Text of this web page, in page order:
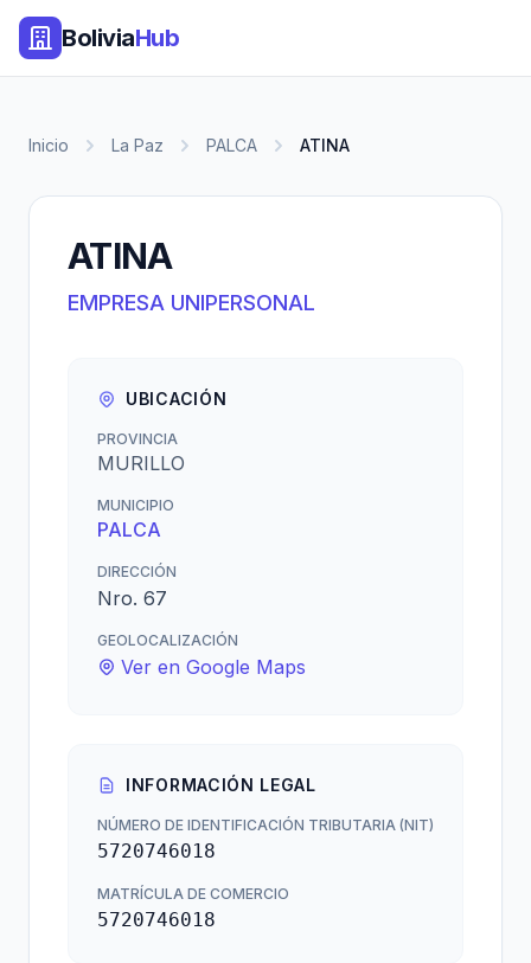
BoliviaHub
Inicio La Paz PALCA ATINA
ATINA
EMPRESA UNIPERSONAL
UBICACIÓN
PROVINCIA
MURILLO
MUNICIPIO
PALCA
DIRECCIÓN
Nro. 67
GEOLOCALIZACIÓN
Ver en Google Maps
INFORMACIÓN LEGAL
NÚMERO DE IDENTIFICACIÓN TRIBUTARIA (NIT)
5720746018
MATRÍCULA DE COMERCIO
5720746018